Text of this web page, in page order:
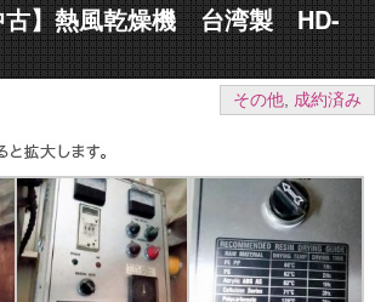
古】熱風乾燥機 台湾製 HD-
その他, 成約済み